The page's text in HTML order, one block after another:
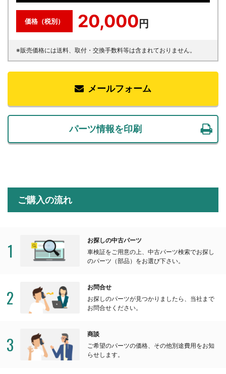
価格（税別） 20,000 円
※販売価格には送料、取付・交換手数料等は含まれておりません。
メールフォーム
パーツ情報を印刷
ご購入の流れ
1
お探しの中古パーツ
車検証をご用意の上、中古パーツ検索でお探し
のパーツ（部品）をお選び下さい。
2
お問合せ
お探しのパーツが見つかりましたら、当社まで
お問合せください。
3
商談
ご希望のパーツの価格、その他別途費用をお知
らせします。